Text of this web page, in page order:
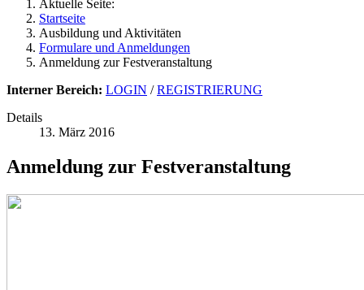
Aktuelle Seite:
Startseite
Ausbildung und Aktivitäten
Formulare und Anmeldungen
Anmeldung zur Festveranstaltung
Interner Bereich: LOGIN /REGISTRIERUNG
Details
13. März 2016
Anmeldung zur Festveranstaltung